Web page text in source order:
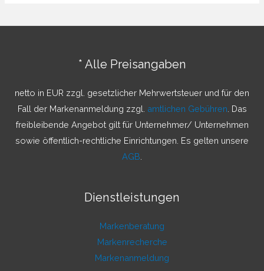
h
* Alle Preisangaben
netto in EUR zzgl. gesetzlicher Mehrwertsteuer und für den
Fall der Markenanmeldung zzgl. amtlichen Gebühren . Das
freibleibende Angebot gilt für Unternehmer/ Unternehmen
sowie öffentlich-rechtliche Einrichtungen. Es gelten unsere
AGB
Dienstleistungen
Markenberatung
Markenrecherche
Markenanmeldung